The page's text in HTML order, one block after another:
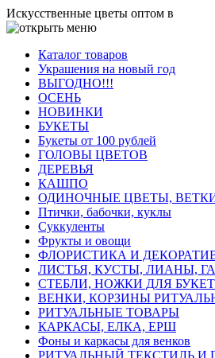
Искусственные цветы оптом в
Каталог товаров
Украшения на новый год
ВЫГОДНО!!!
ОСЕНЬ
НОВИНКИ
БУКЕТЫ
Букеты от 100 рублей
ГОЛОВЫ ЦВЕТОВ
ДЕРЕВЬЯ
КАШПО
ОДИНОЧНЫЕ ЦВЕТЫ,
Птички, бабочки, куклы
Суккуленты
Фрукты и овощи
ФЛОРИСТИКА И
ЛИСТЬЯ, КУСТЫ, ЛИАНЫ,
СТЕБЛИ, НОЖКИ ДЛЯ
ВЕНКИ, КОРЗИНЫ
РИТУАЛЬНЫЕ ТОВАРЫ
КАРКАСЫ, ЕЛКА, ЕРШ
Фоны и каркасы для венков
РИТУАЛЬНЫЙ ТЕКСТИЛЬ